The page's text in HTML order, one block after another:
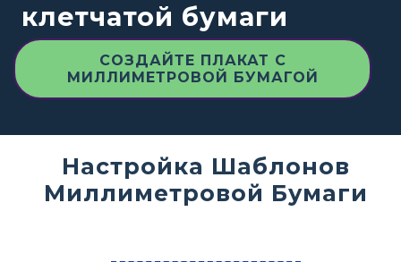
клетчатой бумаги
СОЗДАЙТЕ ПЛАКАТ С
МИЛЛИМЕТРОВОЙ БУМАГОЙ
Настройка Шаблонов
Миллиметровой Бумаги